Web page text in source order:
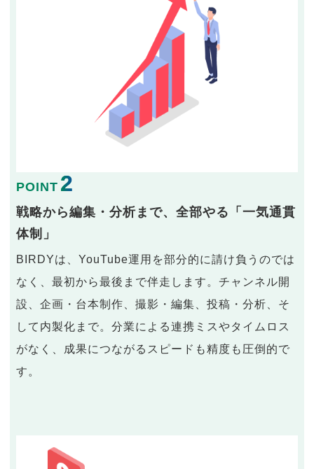
POINT 2
戦略から編集・分析まで、全部やる「一気通貫
体制」
BIRDYは、YouTube運用を部分的に請け負うのでは
なく、最初から最後まで伴走します。チャンネル開
設、企画・台本制作、撮影・編集、投稿・分析、そ
して内製化まで。分業による連携ミスやタイムロス
がなく、成果につながるスピードも精度も圧倒的で
す。